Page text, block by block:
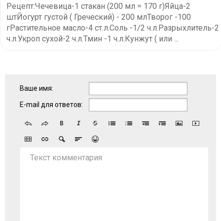
Рецепт:Чечевица-1 стакан (200 мл = 170 г)Яйца-2
штЙогурт густой ( Греческий) - 200 млТворог -100
гРастительное масло-4 ст.л.Соль -1/2 ч.л.Разрыхлитель-2
ч.л.Укроп сухой-2 ч.л.Тмин -1 ч.л.Кунжут ( или ...
Ваше имя:
E-mail для ответов:
Текст комментария